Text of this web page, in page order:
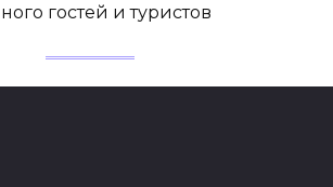
гостей и туристов